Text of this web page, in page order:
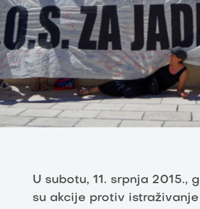
U subotu, 11. srpnja 2015.,
su akcije protiv